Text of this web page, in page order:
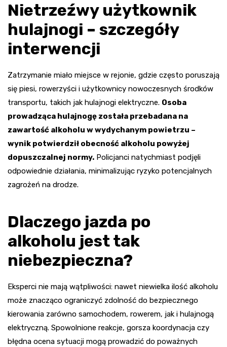
Nietrzeźwy użytkownik
hulajnogi – szczegóły
interwencji
Zatrzymanie miało miejsce w rejonie, gdzie często poruszają
się piesi, rowerzyści i użytkownicy nowoczesnych środków
transportu, takich jak hulajnogi elektryczne. Osoba
prowadząca hulajnogę została przebadana na
zawartość alkoholu w wydychanym powietrzu –
wynik potwierdził obecność alkoholu powyżej
dopuszczalnej normy. Policjanci natychmiast podjęli
odpowiednie działania, minimalizując ryzyko potencjalnych
zagrożeń na drodze.
Dlaczego jazda po
alkoholu jest tak
niebezpieczna?
Eksperci nie mają wątpliwości: nawet niewielka ilość alkoholu
może znacząco ograniczyć zdolność do bezpiecznego
kierowania zarówno samochodem, rowerem, jak i hulajnogą
elektryczną. Spowolnione reakcje, gorsza koordynacja czy
błędna ocena sytuacji mogą prowadzić do poważnych